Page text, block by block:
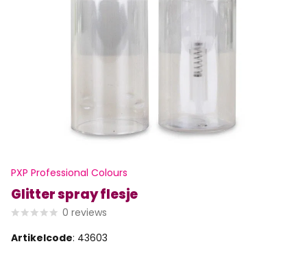
PXP Professional Colours
Glitter spray flesje
0 reviews
Artikelcode: 43603